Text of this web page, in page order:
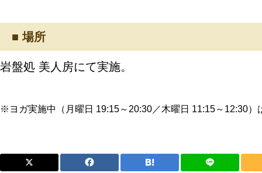
■ 場所
岩盤処 美人房にて実施。
※ヨガ実施中（月曜日 19:15～20:30／木曜日 11:15～12:30）